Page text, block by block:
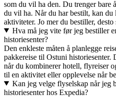
som du vil ha den. Du trenger bare
du vil ha. Når du har bestilt, kan du
aktiviteter. Jo mer du bestiller, desto
Hva må jeg vite før jeg bestiller
historiesenter?
Den enkleste måten å planlegge
pakkereise til Ostuni historiesenter.
når du kombinerer hotell, flyreiser
til en aktivitet eller opplevelse når
Kan jeg velge flyselskap når jeg
historiesenter hos Expedia?